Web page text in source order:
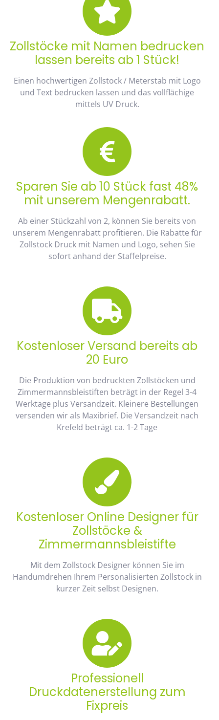
Zollstöcke mit Namen bedrucken
lassen bereits ab 1 Stück!
Einen hochwertigen Zollstock / Meterstab mit Logo
und Text bedrucken lassen und das vollflächige
mittels UV Druck.
Sparen Sie ab 10 Stück fast 48%
mit unserem Mengenrabatt.
Ab einer Stückzahl von 2, können Sie bereits von
unserem Mengenrabatt profitieren. Die Rabatte für
Zollstock Druck mit Namen und Logo, sehen Sie
sofort anhand der Staffelpreise.
Kostenloser Versand bereits ab
20 Euro
Die Produktion von bedruckten Zollstöcken und
Zimmermannsbleistiften beträgt in der Regel 3-4
Werktage plus Versandzeit. Kleinere Bestellungen
versenden wir als Maxibrief. Die Versandzeit nach
Krefeld beträgt ca. 1-2 Tage
Kostenloser Online Designer für
Zollstöcke &
Zimmermannsbleistifte
Mit dem Zollstock Designer können Sie im
Handumdrehen Ihrem Personalisierten Zollstock in
kurzer Zeit selbst Designen.
Professionell
Druckdatenerstellung zum
Fixpreis